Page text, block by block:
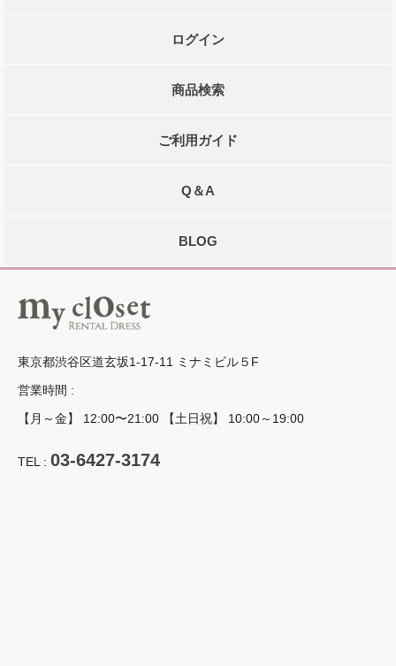
ログイン
商品検索
ご利用ガイド
Q＆A
BLOG
東京都渋谷区道玄坂1-17-11 ミナミビル５F
営業時間 :
【月～金】 12:00〜21:00 【土日祝】 10:00～19:00
TEL : 03-6427-3174